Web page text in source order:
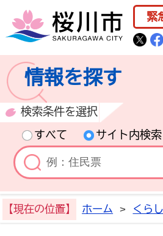
緊
情報を探す
検索条件を選択
すべて
サイト内検索
【現在の位置】 ホーム > くら